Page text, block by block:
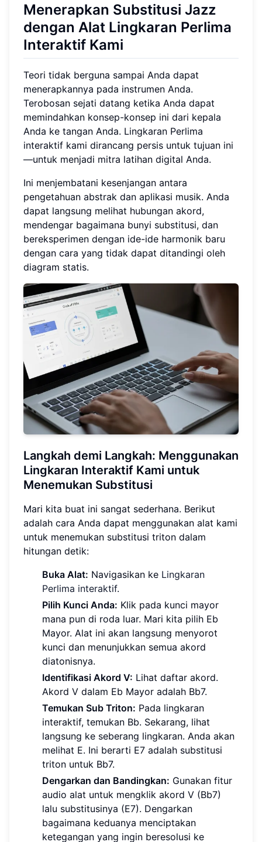
Menerapkan Substitusi Jazz
dengan Alat Lingkaran Perlima
Interaktif Kami
Teori tidak berguna sampai Anda dapat
menerapkannya pada instrumen Anda.
Terobosan sejati datang ketika Anda dapat
memindahkan konsep-konsep ini dari kepala
Anda ke tangan Anda. Lingkaran Perlima
interaktif kami dirancang persis untuk tujuan ini
—untuk menjadi mitra latihan digital Anda.
Ini menjembatani kesenjangan antara
pengetahuan abstrak dan aplikasi musik. Anda
dapat langsung melihat hubungan akord,
mendengar bagaimana bunyi substitusi, dan
bereksperimen dengan ide-ide harmonik baru
dengan cara yang tidak dapat ditandingi oleh
diagram statis.
Langkah demi Langkah: Menggunakan
Lingkaran Interaktif Kami untuk
Menemukan Substitusi
Mari kita buat ini sangat sederhana. Berikut
adalah cara Anda dapat menggunakan alat kami
untuk menemukan substitusi triton dalam
hitungan detik:
Buka Alat: Navigasikan ke Lingkaran
Perlima interaktif.
Pilih Kunci Anda: Klik pada kunci mayor
mana pun di roda luar. Mari kita pilih Eb
Mayor. Alat ini akan langsung menyorot
kunci dan menunjukkan semua akord
diatonisnya.
Identifikasi Akord V: Lihat daftar akord.
Akord V dalam Eb Mayor adalah Bb7.
Temukan Sub Triton: Pada lingkaran
interaktif, temukan Bb. Sekarang, lihat
langsung ke seberang lingkaran. Anda akan
melihat E. Ini berarti E7 adalah substitusi
triton untuk Bb7.
Dengarkan dan Bandingkan: Gunakan fitur
audio alat untuk mengklik akord V (Bb7)
lalu substitusinya (E7). Dengarkan
bagaimana keduanya menciptakan
ketegangan yang ingin beresolusi ke